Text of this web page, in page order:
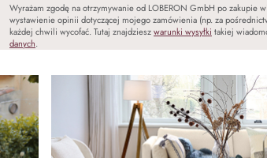
Wyrażam zgodę na otrzymywanie od LOBERON GmbH po zakupie
wystawienie opinii dotyczącej mojego zamówienia (np. za
każdej chwili wycofać. Tutaj znajdzieszwarunki wysyłki takiej
danych.